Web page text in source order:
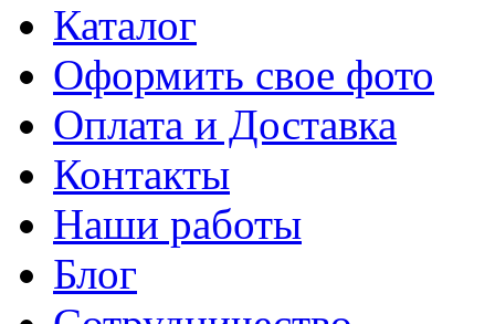
Каталог
Оформить свое фото
Оплата и Доставка
Контакты
Наши работы
Блог